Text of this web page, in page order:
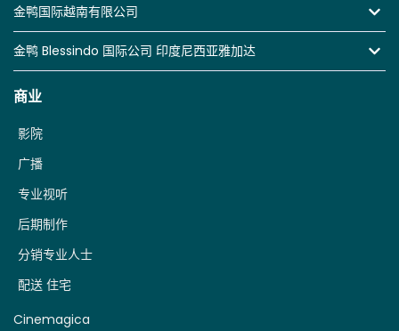
金鸭国际越南有限公司
金鸭 Blessindo 国际公司 印度尼西亚雅加达
商业
配送 住宅
分销专业人士
后期制作
专业视听
广播
影院
Cinemagica